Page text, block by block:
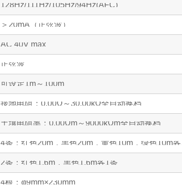
128Hz/111Hz/105Hz/94Hz(AFC)
＞20mA（正弦波）
AC 40V max
正弦波
可设定1m～100m
接地电阻：0.00Ω～30.00kΩ全自动换档
土壤电阻率：0.00Ωm～9000kΩm全自动换档
4条：红色20m，黑色20m，黄色10m，绿色10m
2条：红色1.6m，黑色1.6m各1条
4根：φ9mm×230mm